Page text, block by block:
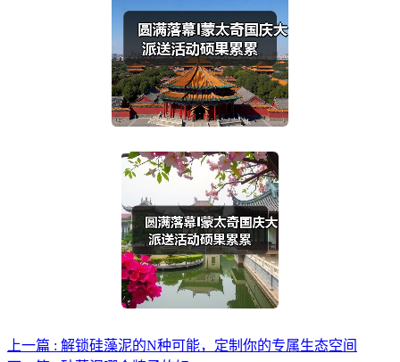
上一篇 : 解锁硅藻泥的N种可能，定制你的专属生态空间